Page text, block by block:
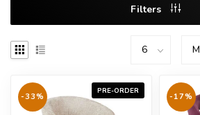
Filters
PRE-ORDER
-33% -17%